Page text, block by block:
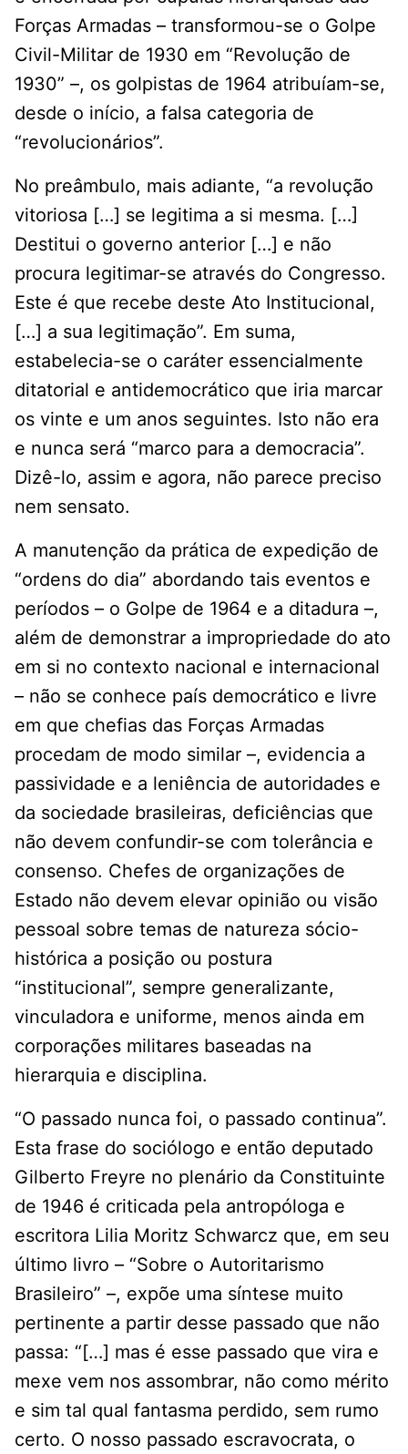
Forças Armadas – transformou-se o Golpe
Civil-Militar de 1930 em “Revolução de
1930” –, os golpistas de 1964 atribuíam-se,
desde o início, a falsa categoria de
“revolucionários”.
No preâmbulo, mais adiante, “a revolução
vitoriosa […] se legitima a si mesma. […]
Destitui o governo anterior […] e não
procura legitimar-se através do Congresso.
Este é que recebe deste Ato Institucional,
[…] a sua legitimação”. Em suma,
estabelecia-se o caráter essencialmente
ditatorial e antidemocrático que iria marcar
os vinte e um anos seguintes. Isto não era
e nunca será “marco para a democracia”.
Dizê-lo, assim e agora, não parece preciso
nem sensato.
A manutenção da prática de expedição de
“ordens do dia” abordando tais eventos e
períodos – o Golpe de 1964 e a ditadura –,
além de demonstrar a impropriedade do ato
em si no contexto nacional e internacional
– não se conhece país democrático e livre
em que chefias das Forças Armadas
procedam de modo similar –, evidencia a
passividade e a leniência de autoridades e
da sociedade brasileiras, deficiências que
não devem confundir-se com tolerância e
consenso. Chefes de organizações de
Estado não devem elevar opinião ou visão
pessoal sobre temas de natureza sócio-
histórica a posição ou postura
“institucional”, sempre generalizante,
vinculadora e uniforme, menos ainda em
corporações militares baseadas na
hierarquia e disciplina.
“O passado nunca foi, o passado continua”.
Esta frase do sociólogo e então deputado
Gilberto Freyre no plenário da Constituinte
de 1946 é criticada pela antropóloga e
escritora Lilia Moritz Schwarcz que, em seu
último livro – “Sobre o Autoritarismo
Brasileiro” –, expõe uma síntese muito
pertinente a partir desse passado que não
passa: “[…] mas é esse passado que vira e
mexe vem nos assombrar, não como mérito
e sim tal qual fantasma perdido, sem rumo
certo. O nosso passado escravocrata, o